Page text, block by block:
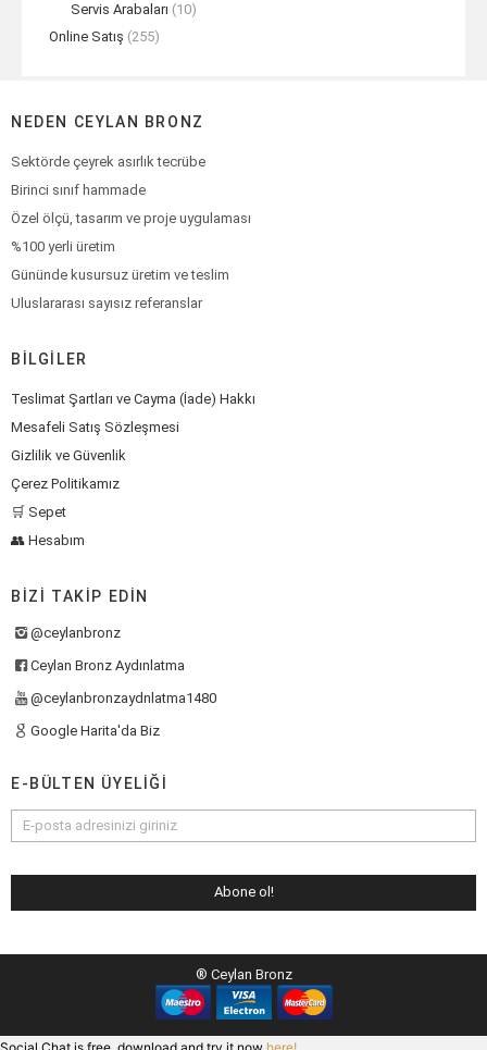
Servis Arabaları (10)
Online Satış (255)
NEDEN CEYLAN BRONZ
Sektörde çeyrek asırlık tecrübe
Birinci sınıf hammade
Özel ölçü, tasarım ve proje uygulaması
%100 yerli üretim
Gününde kusursuz üretim ve teslim
Uluslararası sayısız referanslar
BILGILER
Teslimat Şartları ve Cayma (İade) Hakkı
Mesafeli Satış Sözleşmesi
Gizlilik ve Güvenlik
Çerez Politikamız
🛒 Sepet
👥 Hesabım
BIZI TAKIP EDIN
@ceylanbronz
Ceylan Bronz Aydınlatma
@ceylanbronzaydnlatma1480
Google Harita'da Biz
E-BÜLTEN ÜYELIĞI
® Ceylan Bronz